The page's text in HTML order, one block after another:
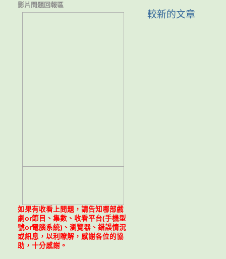
較新的文章
影片問題回報區
如果有收看上問題，請告知哪部戲
劇or節目、集數、收看平台(手機型
號or電腦系統)、瀏覽器、錯誤情況
或訊息，以利瞭解，感謝各位的協
助，十分感謝。